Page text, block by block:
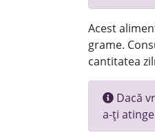
Acest
grame.
cantitatea
Dacă
a-ți